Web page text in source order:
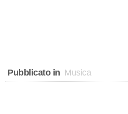
Pubblicato in Musica